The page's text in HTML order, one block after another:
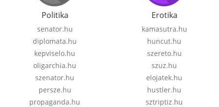
Politika
senator.hu
diplomata.hu
kepviselo.hu
oligarchia.hu
szenator.hu
persze.hu
propaganda.hu
Erotika
kamasutra.hu
huncut.hu
szereto.hu
szuz.hu
elojatek.hu
hustler.hu
sztriptiz.hu